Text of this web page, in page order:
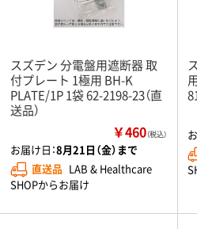
スズデン 分電盤用遮断器 取
付プレート 1極用 BH-K
PLATE/1P 1袋 62-2198-23（直
送品）
￥460（税込）
お届け日：8月21日（金）まで
直送品 LAB & Healthcare
SHOPからお届け